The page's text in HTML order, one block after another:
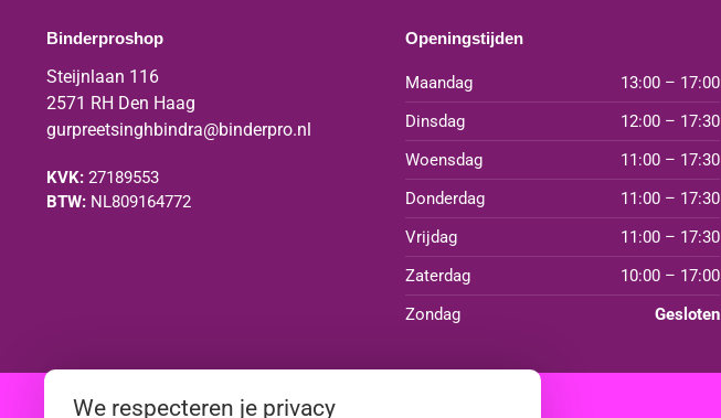
Binderproshop
Steijnlaan 116
2571 RH Den Haag
gurpreetsinghbindra@binderpro.nl
KVK:27189553
BTW:NL809164772
Openingstijden
Maandag
13:00 – 17:00
Dinsdag
12:00 – 17:30
Woensdag
11:00 – 17:30
Donderdag
11:00 – 17:30
Vrijdag
11:00 – 17:30
Zaterdag
10:00 – 17:00
Zondag
Gesloten
We respecteren je privacy